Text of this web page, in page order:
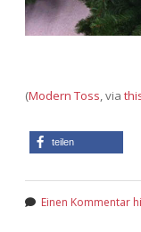
(Modern Toss, via
teilen
Einen Kommentar